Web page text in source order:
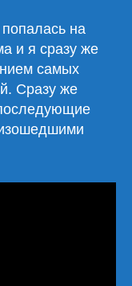
на
и я сразу же
самых
Сразу же